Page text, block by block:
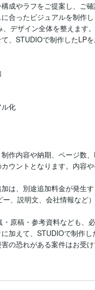
成やラフをご提案し、ご確
合ったビジュアルを制作し
デザイン全体を整えます。
、STUDIOで制作したLPを
化
作内容や納期、ページ数
ウントとなります。内容
は、別途追加料金が発生す
ー、説明文、会社情報など
原稿・参考資料なども、
加えて、STUDIOで制作し
の恐れがある案件はお受け